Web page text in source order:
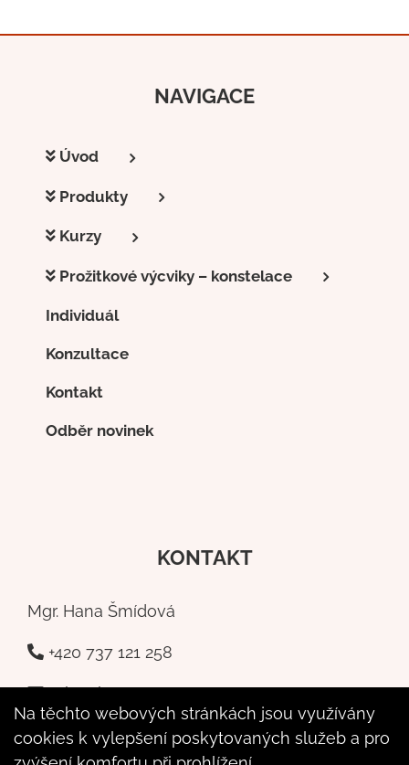
NAVIGACE
Úvod
Produkty
Kurzy
Prožitkové výcviky – konstelace
Individuál
Konzultace
Kontakt
Odběr novinek
KONTAKT
Mgr. Hana Šmídová
+420 737 121 258
a-kresba@seznam.cz
Poštovní 6,
Příbram - 261 01
Na těchto webových stránkách jsou využívány
cookies k vylepšení poskytovaných služeb a pro